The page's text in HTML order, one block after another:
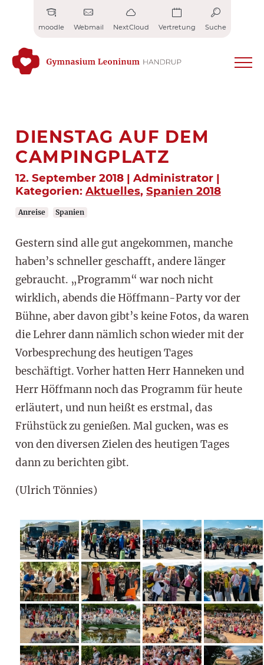
moodle Webmail NextCloud Vertretung Suche
DIENSTAG AUF DEM
CAMPINGPLATZ
12. September 2018 | Administrator |
Kategorien: Aktuelles, Spanien 2018
Anreise Spanien
Gestern sind alle gut angekommen, manche
haben’s schneller geschafft, andere länger
gebraucht. „Programm“ war noch nicht
wirklich, abends die Höffmann-Party vor der
Bühne, aber davon gibt’s keine Fotos, da waren
die Lehrer dann nämlich schon wieder mit der
Vorbesprechung des heutigen Tages
beschäftigt. Vorher hatten Herr Hanneken und
Herr Höffmann noch das Programm für heute
erläutert, und nun heißt es erstmal, das
Frühstück zu genießen. Mal gucken, was es
von den diversen Zielen des heutigen Tages
dann zu berichten gibt.
(Ulrich Tönnies)